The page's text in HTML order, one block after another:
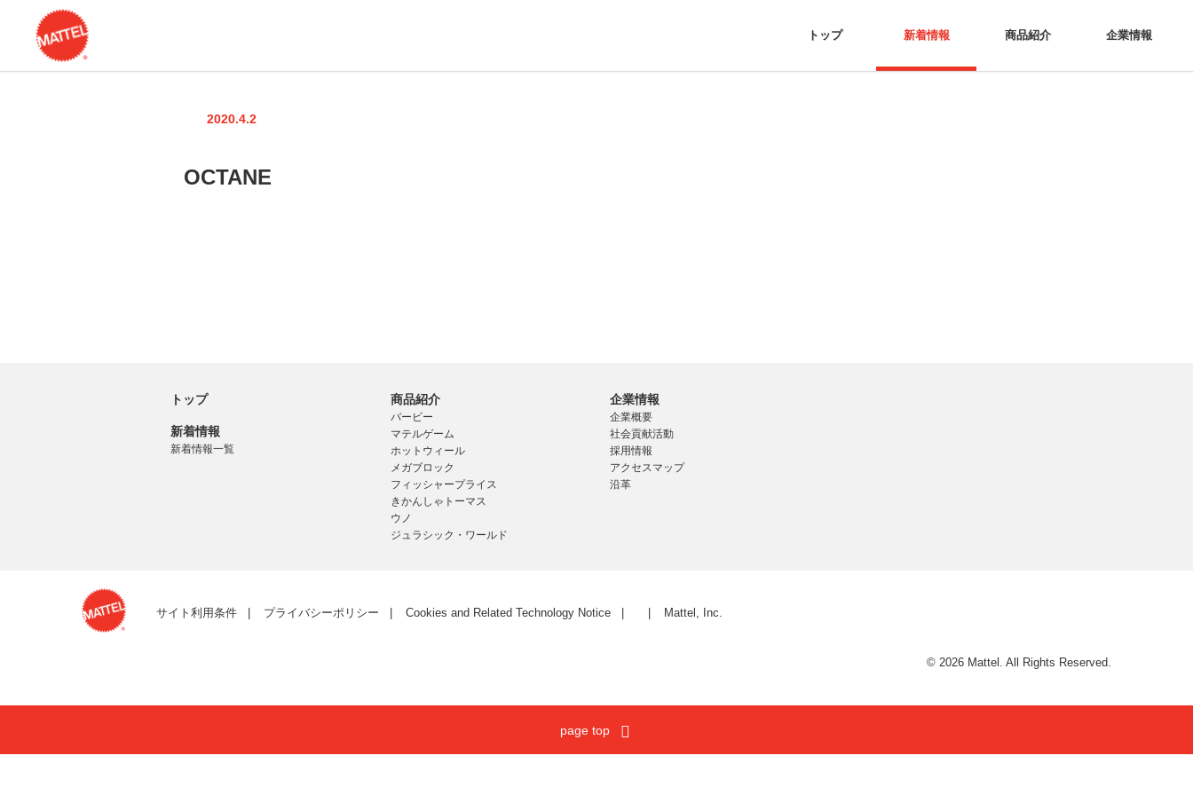
トップ 新着情報 商品紹介 企業情報
2020.4.2
OCTANE
トップ
新着情報
新着情報一覧
商品紹介
バービー
マテルゲーム
ホットウィール
メガブロック
フィッシャープライス
きかんしゃトーマス
ウノ
ジュラシック・ワールド
企業情報
企業概要
社会貢献活動
採用情報
アクセスマップ
沿革
サイト利用条件 プライバシーポリシー Cookies and Related Technology Notice Mattel, Inc.
© 2026 Mattel. All Rights Reserved.
page top